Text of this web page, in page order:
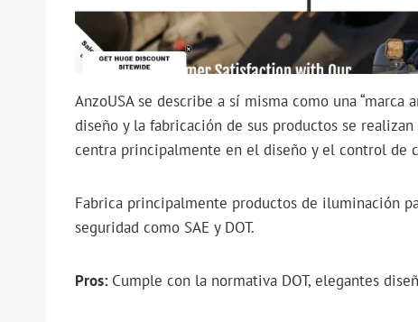
AnzoUSA se describe a sí misma como una
diseño y la fabricación de sus productos se
centra principalmente en el diseño y el control de
Fabrica principalmente productos de iluminación
seguridad como SAE y DOT.
Pros: Cumple con la normativa DOT, elegantes